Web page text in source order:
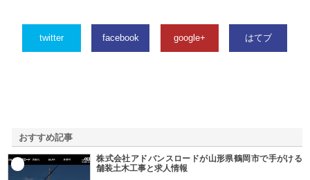
twitter facebook google+ はてブ
おすすめ記事
株式会社アドバンスロードが山形県鶴岡市で手がける
舗装土木工事と求人情報